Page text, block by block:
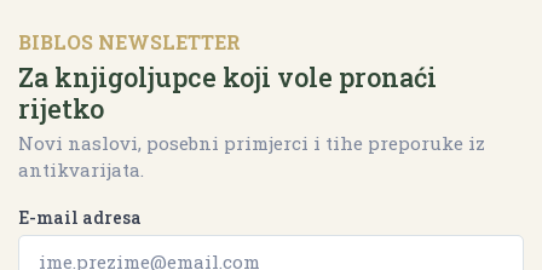
BIBLOS NEWSLETTER
Za knjigoljupce koji vole pronaći
rijetko
Novi naslovi, posebni primjerci i tihe preporuke iz
antikvarijata.
E-mail adresa